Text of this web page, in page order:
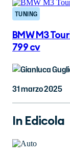
TUNING
BMW M3
799 cv
31 marzo 2025
In Edicola